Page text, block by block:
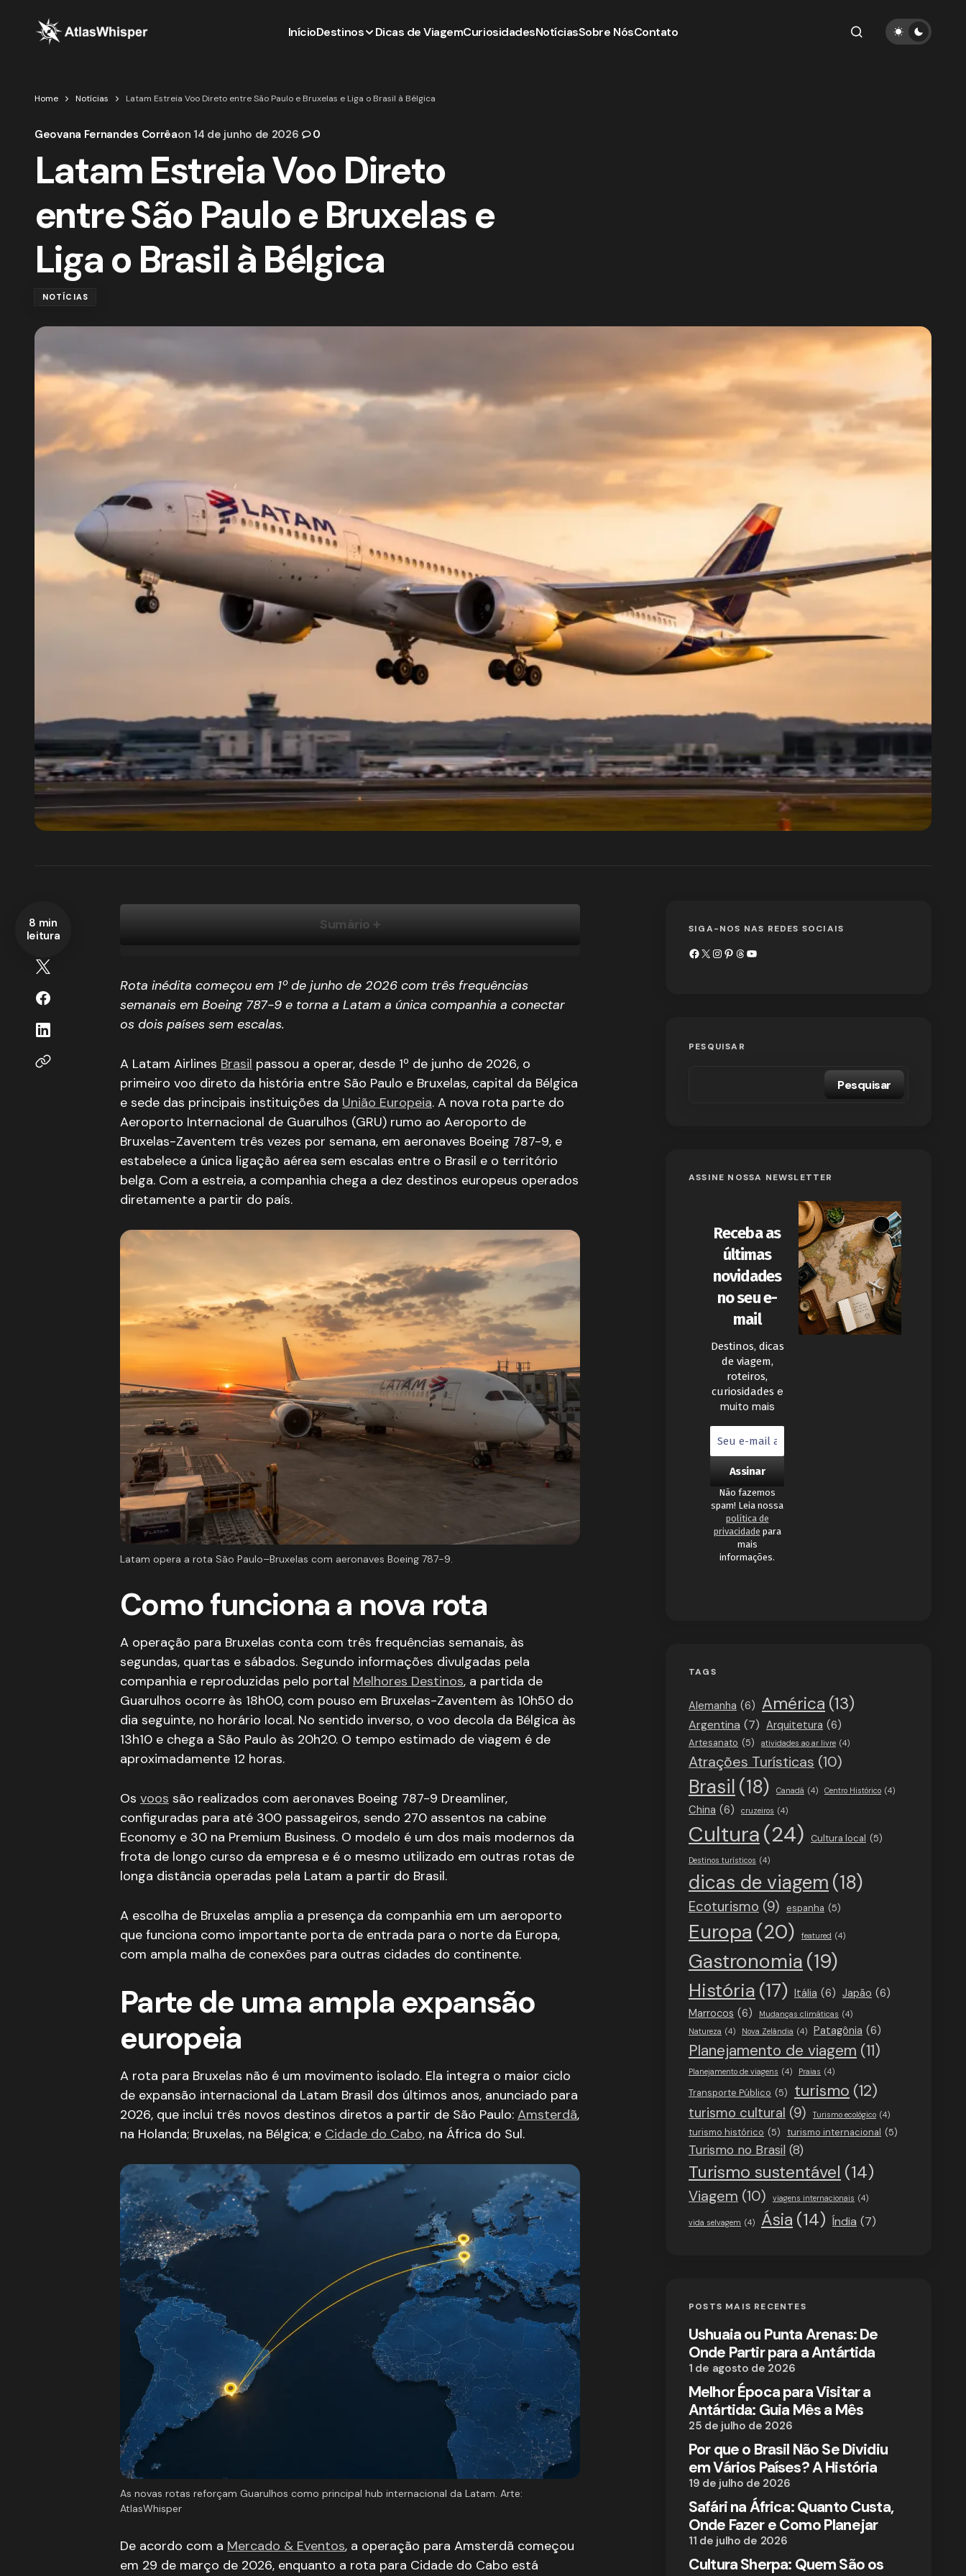
InícioDestinos Dicas de ViagemCuriosidadesNotíciasSobre NósContato
Home Notícias Latam Estreia Voo Direto entre São Paulo e Bruxelas e Liga o Brasil à Bélgica
Geovana Fernandes Corrêaon 14 de junho de 2026 0
Latam Estreia Voo Direto
entre São Paulo e Bruxelas e
Liga o Brasil à Bélgica
NOTÍCIAS
8 min
leitura
Sumário
Bruxelas no contexto da malha aérea brasileira de 2026
Impacto para os viajantes brasileiros
Atenção às novas regras de entrada na Europa
Quanto custa voar para Bruxelas
Perguntas Frequentes
Quando começou o voo direto da Latam entre São Paulo e Bruxelas?
Qual a duração do voo entre São Paulo e Bruxelas?
Qual aeronave opera a rota?
Brasileiros precisam de visto para viajar à Bélgica?
Quanto custa a passagem para Bruxelas?
É possível chegar a outras cidades europeias a partir de Bruxelas?
De qual aeroporto parte o voo em São Paulo?
A Latam é a única companhia com voo direto entre Brasil e Bélgica?
Palavras-chave
Rota inédita começou em 1º de junho de 2026 com três frequências
semanais em Boeing 787-9 e torna a Latam a única companhia a conectar
os dois países sem escalas.
A Latam Airlines Brasil passou a operar, desde 1º de junho de 2026, o
primeiro voo direto da história entre São Paulo e Bruxelas, capital da Bélgica
e sede das principais instituições da União Europeia. A nova rota parte do
Aeroporto Internacional de Guarulhos (GRU) rumo ao Aeroporto de
Bruxelas-Zaventem três vezes por semana, em aeronaves Boeing 787-9, e
estabelece a única ligação aérea sem escalas entre o Brasil e o território
belga. Com a estreia, a companhia chega a dez destinos europeus operados
diretamente a partir do país.
Latam opera a rota São Paulo–Bruxelas com aeronaves Boeing 787-9.
Como funciona a nova rota
A operação para Bruxelas conta com três frequências semanais, às
segundas, quartas e sábados. Segundo informações divulgadas pela
companhia e reproduzidas pelo portal Melhores Destinos, a partida de
Guarulhos ocorre às 18h00, com pouso em Bruxelas-Zaventem às 10h50 do
dia seguinte, no horário local. No sentido inverso, o voo decola da Bélgica às
13h10 e chega a São Paulo às 20h20. O tempo estimado de viagem é de
aproximadamente 12 horas.
Os voos são realizados com aeronaves Boeing 787-9 Dreamliner,
configuradas para até 300 passageiros, sendo 270 assentos na cabine
Economy e 30 na Premium Business. O modelo é um dos mais modernos da
frota de longo curso da empresa e é o mesmo utilizado em outras rotas de
longa distância operadas pela Latam a partir do Brasil.
A escolha de Bruxelas amplia a presença da companhia em um aeroporto
que funciona como importante porta de entrada para o norte da Europa,
com ampla malha de conexões para outras cidades do continente.
Parte de uma ampla expansão
europeia
A rota para Bruxelas não é um movimento isolado. Ela integra o maior ciclo
de expansão internacional da Latam Brasil dos últimos anos, anunciado para
2026, que inclui três novos destinos diretos a partir de São Paulo: Amsterdã,
na Holanda; Bruxelas, na Bélgica; e Cidade do Cabo, na África do Sul.
As novas rotas reforçam Guarulhos como principal hub internacional da Latam. Arte:
AtlasWhisper
De acordo com a Mercado & Eventos, a operação para Amsterdã começou
em 29 de março de 2026, enquanto a rota para Cidade do Cabo está
SIGA-NOS NAS REDES SOCIAIS
PESQUISAR
Pesquisar
ASSINE NOSSA NEWSLETTER
Receba as
últimas
novidades
no seu e-
mail
Destinos, dicas
de viagem,
roteiros,
curiosidades e
muito mais
Não fazemos
spam! Leia nossa
política de
privacidade para
mais
informações.
TAGS
Alemanha (6) América (13)
Argentina (7) Arquitetura (6)
Artesanato (5) atividades ao ar livre (4)
Atrações Turísticas (10)
Brasil (18) Canadá (4) Centro Histórico (4)
China (6) cruzeiros (4)
Cultura(24) Cultura local (5)
Destinos turísticos (4)
dicas de viagem (18)
Ecoturismo (9) espanha (5)
Europa (20) featured (4)
Gastronomia (19)
História (17) Itália (6) Japão (6)
Marrocos (6) Mudanças climáticas (4)
Natureza (4) Nova Zelândia (4) Patagônia (6)
Planejamento de viagem (11)
Planejamento de viagens (4) Praias (4)
Transporte Público (5) turismo (12)
turismo cultural (9) Turismo ecológico (4)
turismo histórico (5) turismo internacional (5)
Turismo no Brasil (8)
Turismo sustentável (14)
Viagem (10) viagens internacionais (4)
vida selvagem (4) Ásia (14) Índia (7)
POSTS MAIS RECENTES
Ushuaia ou Punta Arenas: De
Onde Partir para a Antártida
1 de agosto de 2026
Melhor Época para Visitar a
Antártida: Guia Mês a Mês
25 de julho de 2026
Por que o Brasil Não Se Dividiu
em Vários Países? A História
19 de julho de 2026
Safári na África: Quanto Custa,
Onde Fazer e Como Planejar
11 de julho de 2026
Cultura Sherpa: Quem São os